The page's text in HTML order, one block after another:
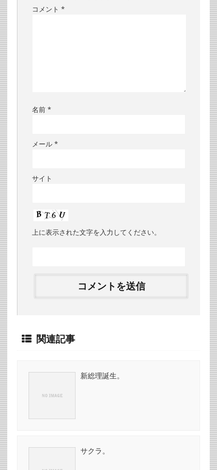
コメント *
名前 *
メール *
サイト
上に表示された文字を入力してください。
関連記事
新総理誕生。
サクラ。